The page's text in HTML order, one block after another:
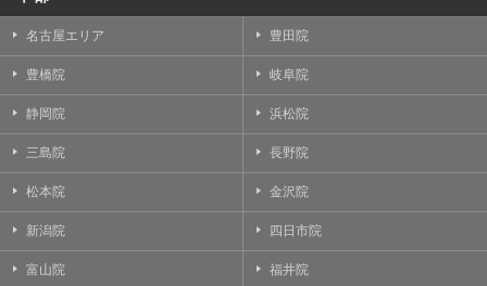
名古屋エリア 豊田院
豊橋院 岐阜院
静岡院 浜松院
三島院 長野院
松本院 金沢院
新潟院 四日市院
富山院 福井院